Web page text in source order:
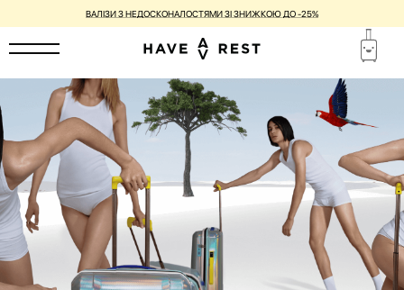
ВАЛІЗИ З НЕДОСКОНАЛОСТЯМИ ЗІ ЗНИЖКОЮ ДО -25%